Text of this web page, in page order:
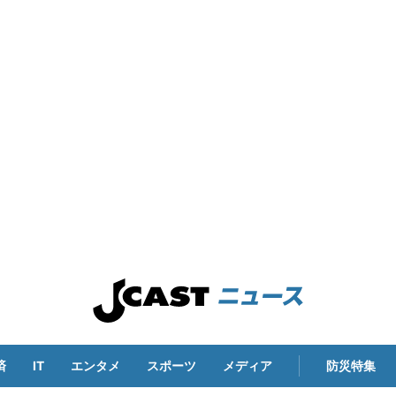
IT エンタメ スポーツ メディア 防災特集